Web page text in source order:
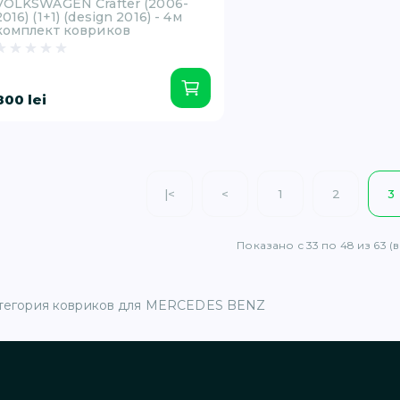
(1+1) (design 2016) - 4м
ковриков
lei
|< < 1 2 3
Показано с 33 по 48 из 63
ковриков для MERCEDES BENZ